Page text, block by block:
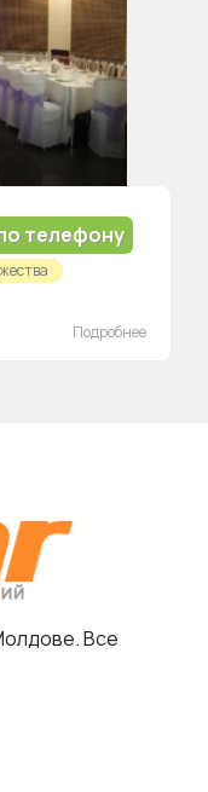
телефону
Подробнее
Все